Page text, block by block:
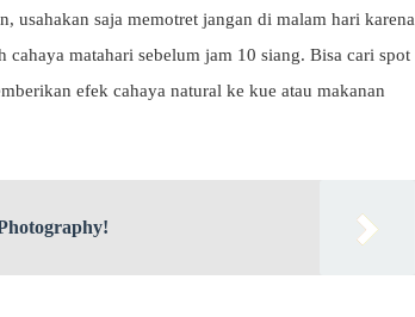
usahakan saja memotret jangan di malam hari karena
matahari sebelum jam 10 siang. Bisa cari spot
efek cahaya natural ke kue atau makanan